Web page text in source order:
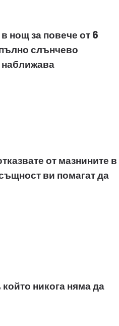
нощ за повече от 6
слънчево
наближава
от мазнините в
ви помагат да
никога няма да